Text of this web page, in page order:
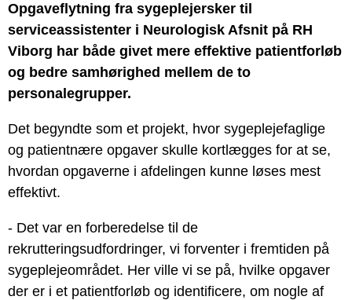
Opgaveflytning fra sygeplejersker til
serviceassistenter i Neurologisk Afsnit på RH
Viborg har både givet mere effektive patientforløb
og bedre samhørighed mellem de to
personalegrupper.
Det begyndte som et projekt, hvor sygeplejefaglige
og patientnære opgaver skulle kortlægges for at se,
hvordan opgaverne i afdelingen kunne løses mest
effektivt.
- Det var en forberedelse til de
rekrutteringsudfordringer, vi forventer i fremtiden på
sygeplejeområdet. Her ville vi se på, hvilke opgaver
der er i et patientforløb og identificere, om nogle af